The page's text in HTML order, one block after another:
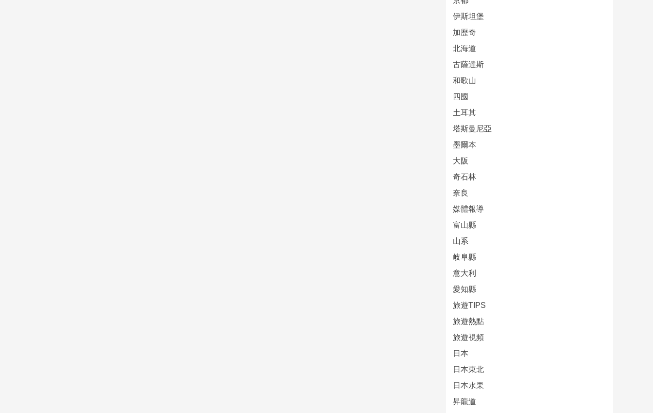
伊斯坦堡
加歷奇
北海道
古薩達斯
和歌山
四國
土耳其
塔斯曼尼亞
墨爾本
大阪
奇石林
奈良
媒體報導
富山縣
山系
岐阜縣
意大利
愛知縣
旅遊TIPS
旅遊熱點
旅遊視頻
日本
日本東北
日本水果
昇龍道